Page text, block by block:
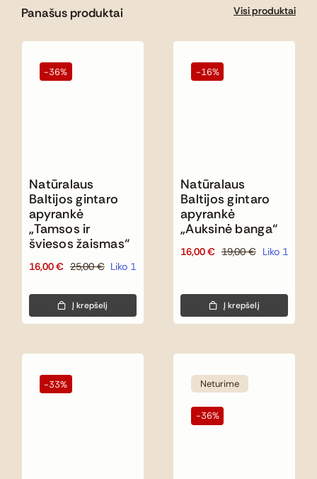
Panašus produktai Visi produktai
-36%
Natūralaus
Baltijos gintaro
apyrankė
„Tamsos ir
šviesos žaismas“
25,00€
Original
was:
25,00 €.
16,00€
Current
is:
16,00 €.
Liko 1
Į krepšelį
-16%
Natūralaus
Baltijos gintaro
apyrankė
„Auksinė banga“
19,00€
Original
19,00 €.
16,00€
Current
16,00 €.
Liko 1
Į krepšelį
-33% Neturime
-36%